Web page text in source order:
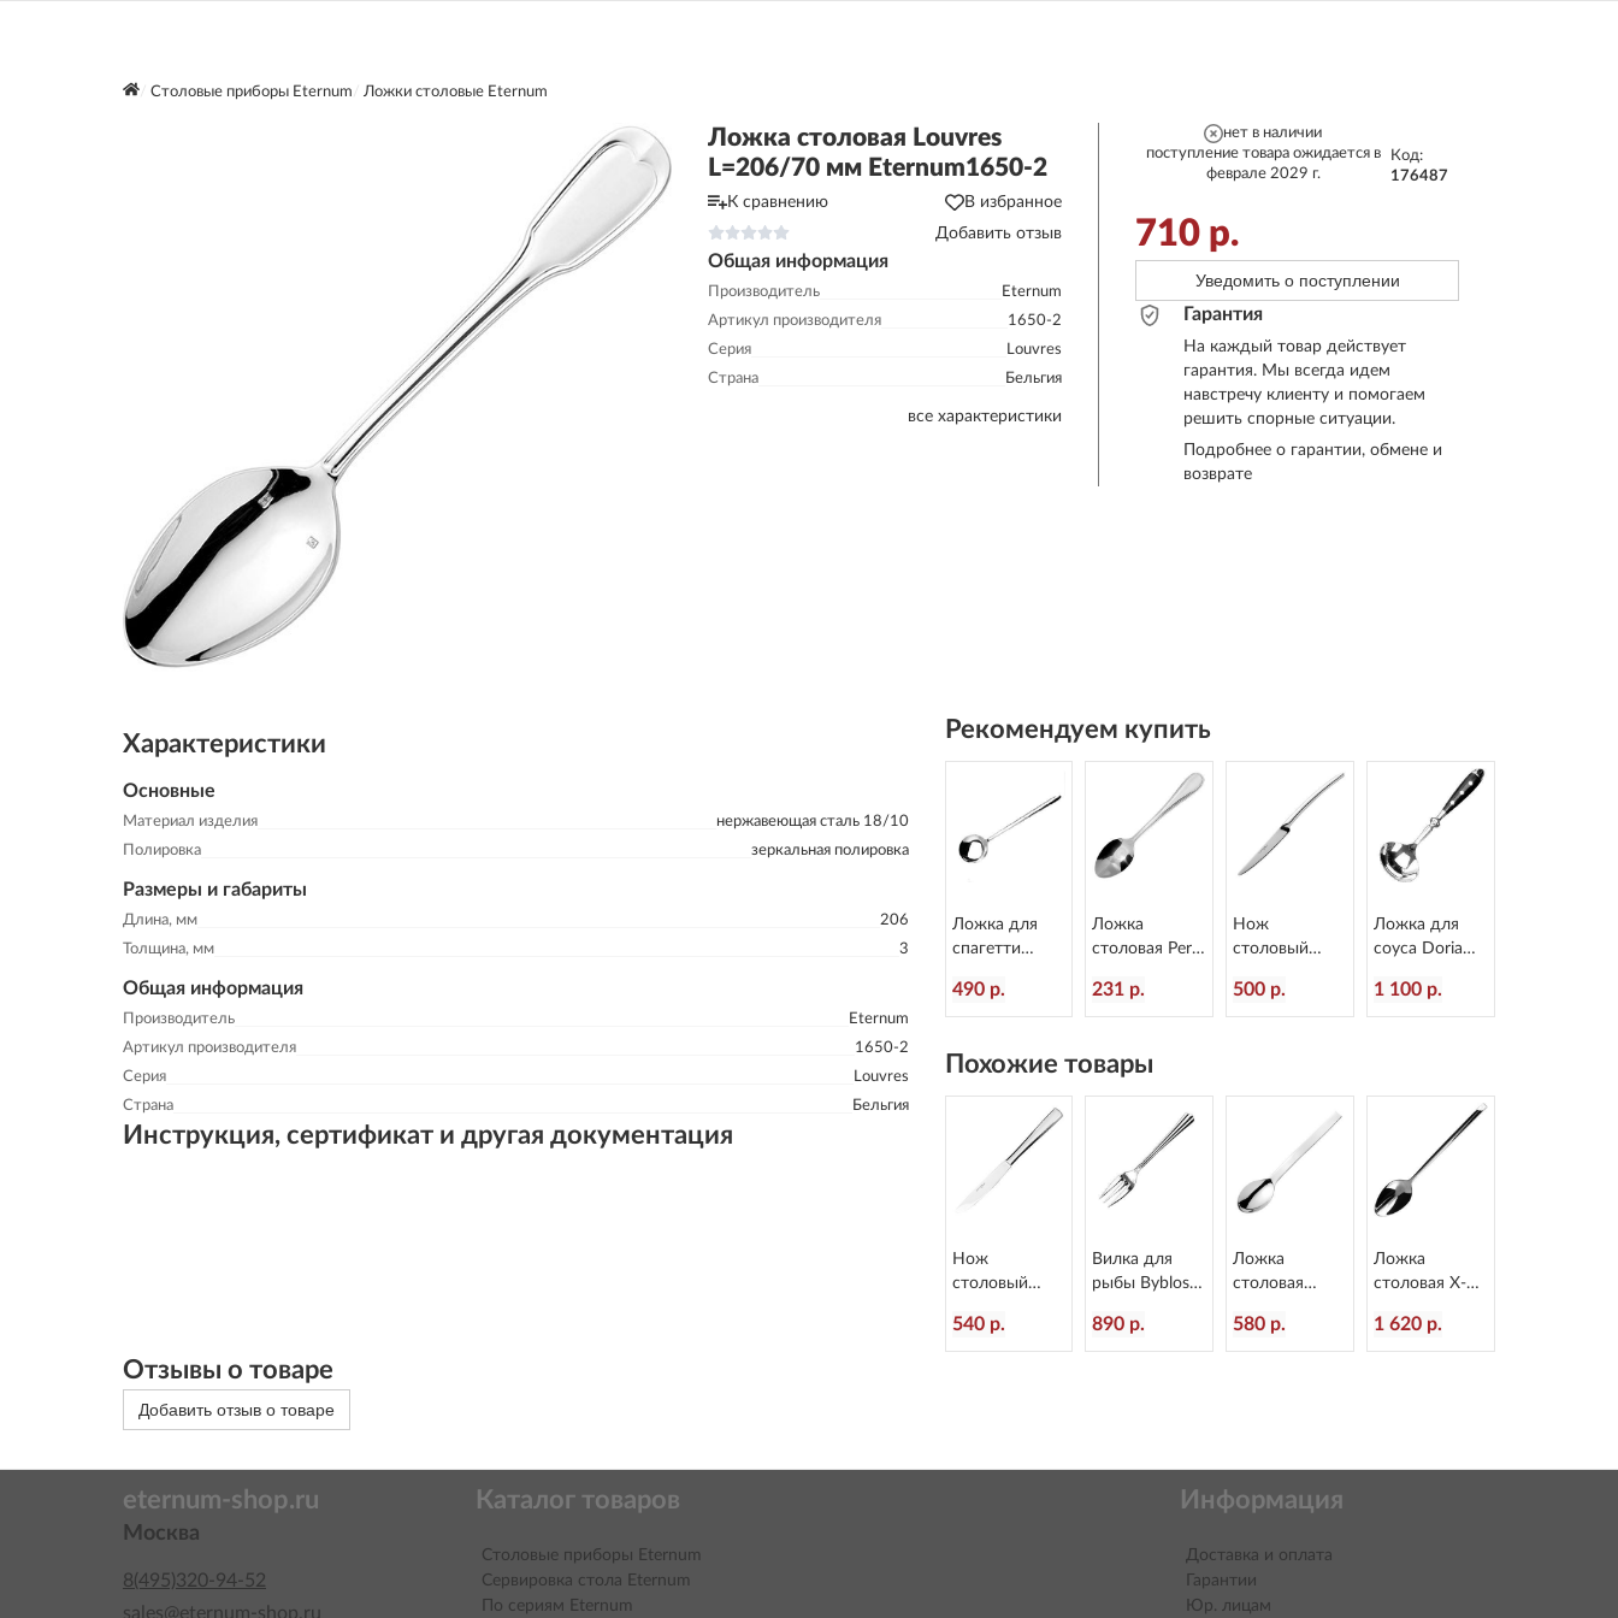
Столовые приборы Eternum Ложки столовые Eternum
Ложка столовая Louvres
L=206/70 мм Eternum1650-2
К сравнению
В избранное
Добавить отзыв
Общая информация
Производитель
Eternum
Артикул производителя
1650-2
Серия
Louvres
Страна
Бельгия
все характеристики
нет в наличии
поступление товара ожидается в
феврале 2029 г.
Код:
176487
710 р.
Уведомить о поступлении
Гарантия
На каждый товар действует
гарантия. Мы всегда идем
навстречу клиенту и помогаем
решить спорные ситуации.
Подробнее о гарантии, обмене и
возврате
Характеристики
Основные
Материал изделия
нержавеющая сталь 18/10
Полировка
зеркальная полировка
Размеры и габариты
Длина, мм
206
Толщина, мм
3
Общая информация
Производитель
Eternum
Артикул производителя
1650-2
Серия
Louvres
Страна
Бельгия
Инструкция, сертификат и другая документация
Рекомендуем купить
Ложка для
спагетти
L=213/55 мм
Eternum 2080-
490 р.
Ложка
столовая Perle
Eternum 302-2
231 р.
Нож
столовый
L=226/100 мм
Eternum 2080-
500 р.
Ложка для
соуса Doria
Eternum 8004-
11
1 100 р.
Похожие товары
Нож
столовый
L=236/120 мм
Eternum 3010-
540 р.
Вилка для
рыбы Byblos
Eternum 1840-
16
890 р.
Ложка
столовая
L=207/60 мм
Eternum 3020-
580 р.
Ложка
столовая X-15
Eternum 1860-
2
1 620 р.
Отзывы о товаре
Добавить отзыв о товаре
eternum-shop.ru
Москва
8(495)320-94-52
sales@eternum-shop.ru
Каталог товаров
Столовые приборы Eternum
Сервировка стола Eternum
По сериям Eternum
Информация
Доставка и оплата
Гарантии
Юр. лицам